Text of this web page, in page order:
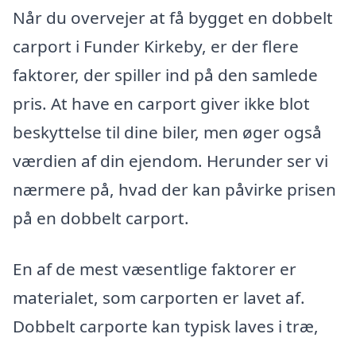
Når du overvejer at få bygget en dobbelt
carport i Funder Kirkeby, er der flere
faktorer, der spiller ind på den samlede
pris. At have en carport giver ikke blot
beskyttelse til dine biler, men øger også
værdien af din ejendom. Herunder ser vi
nærmere på, hvad der kan påvirke prisen
på en dobbelt carport.
En af de mest væsentlige faktorer er
materialet, som carporten er lavet af.
Dobbelt carporte kan typisk laves i træ,